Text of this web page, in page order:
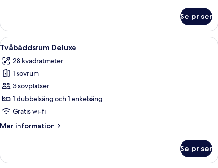
dubbelrum
Se priser
Öppna
alla
foton
för
Tvåbäddsrum
Deluxe
Ett hotellrum med två sängar, ett
10
Tvåbäddsrum Deluxe
28 kvadratmeter
1 sovrum
3 sovplatser
1 dubbelsäng och 1 enkelsäng
Gratis wi-fi
Mer information
Mer
Deluxe
Se priser